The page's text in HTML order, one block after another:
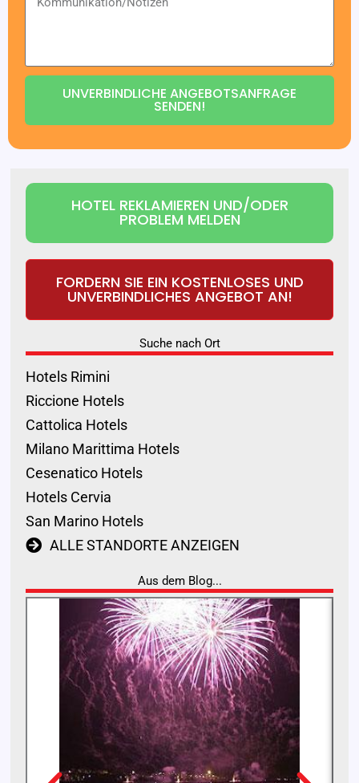
UNVERBINDLICHE ANGEBOTSANFRAGE
SENDEN!
HOTEL REKLAMIEREN UND/ODER
PROBLEM MELDEN
FORDERN SIE EIN KOSTENLOSES UND
UNVERBINDLICHES ANGEBOT AN!
Suche nach Ort
Hotels Rimini
Riccione Hotels
Cattolica Hotels
Milano Marittima Hotels
Cesenatico Hotels
Hotels Cervia
San Marino Hotels
ALLE STANDORTE ANZEIGEN
Aus dem Blog...